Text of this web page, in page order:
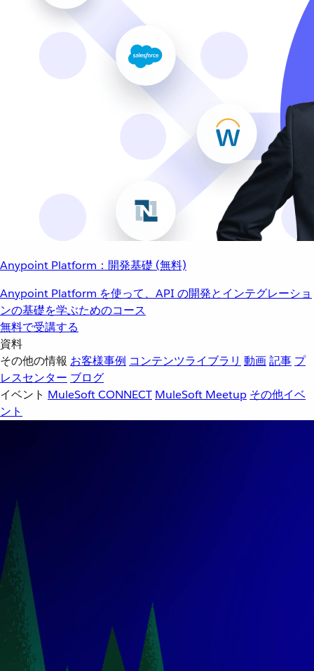
Anypoint Platform：開発基礎 (無料)
Anypoint Platform を使って、API の開発とインテグレーショ
ンの基礎を学ぶためのコース
無料で受講する
資料
その他の情報 お客様事例 コンテンツライブラリ 動画記事 プ
レスセンター ブログ
イベント MuleSoft CONNECT MuleSoft Meetup その他イベ
ント